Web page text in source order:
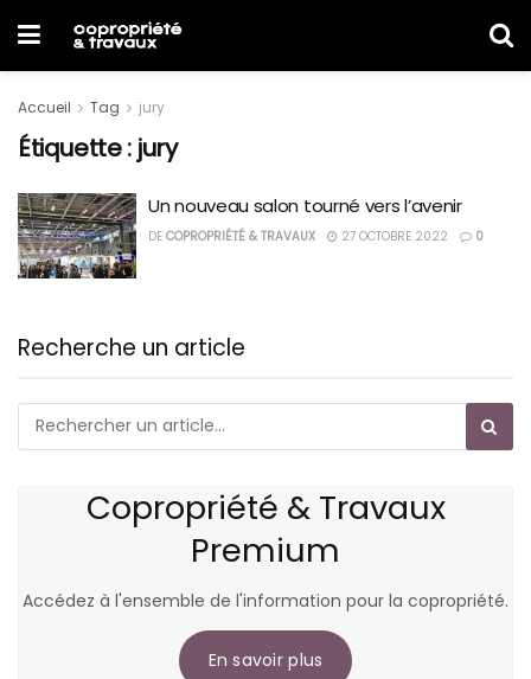
Accueil Tag jury
Étiquette : jury
Un nouveau salon tourné vers l’avenir
DE COPROPRIÉTÉ & TRAVAUX 27 OCTOBRE 2022 0
Recherche un article
Copropriété & Travaux
Premium
Accédez à l'ensemble de l'information pour la copropriété.
En savoir plus